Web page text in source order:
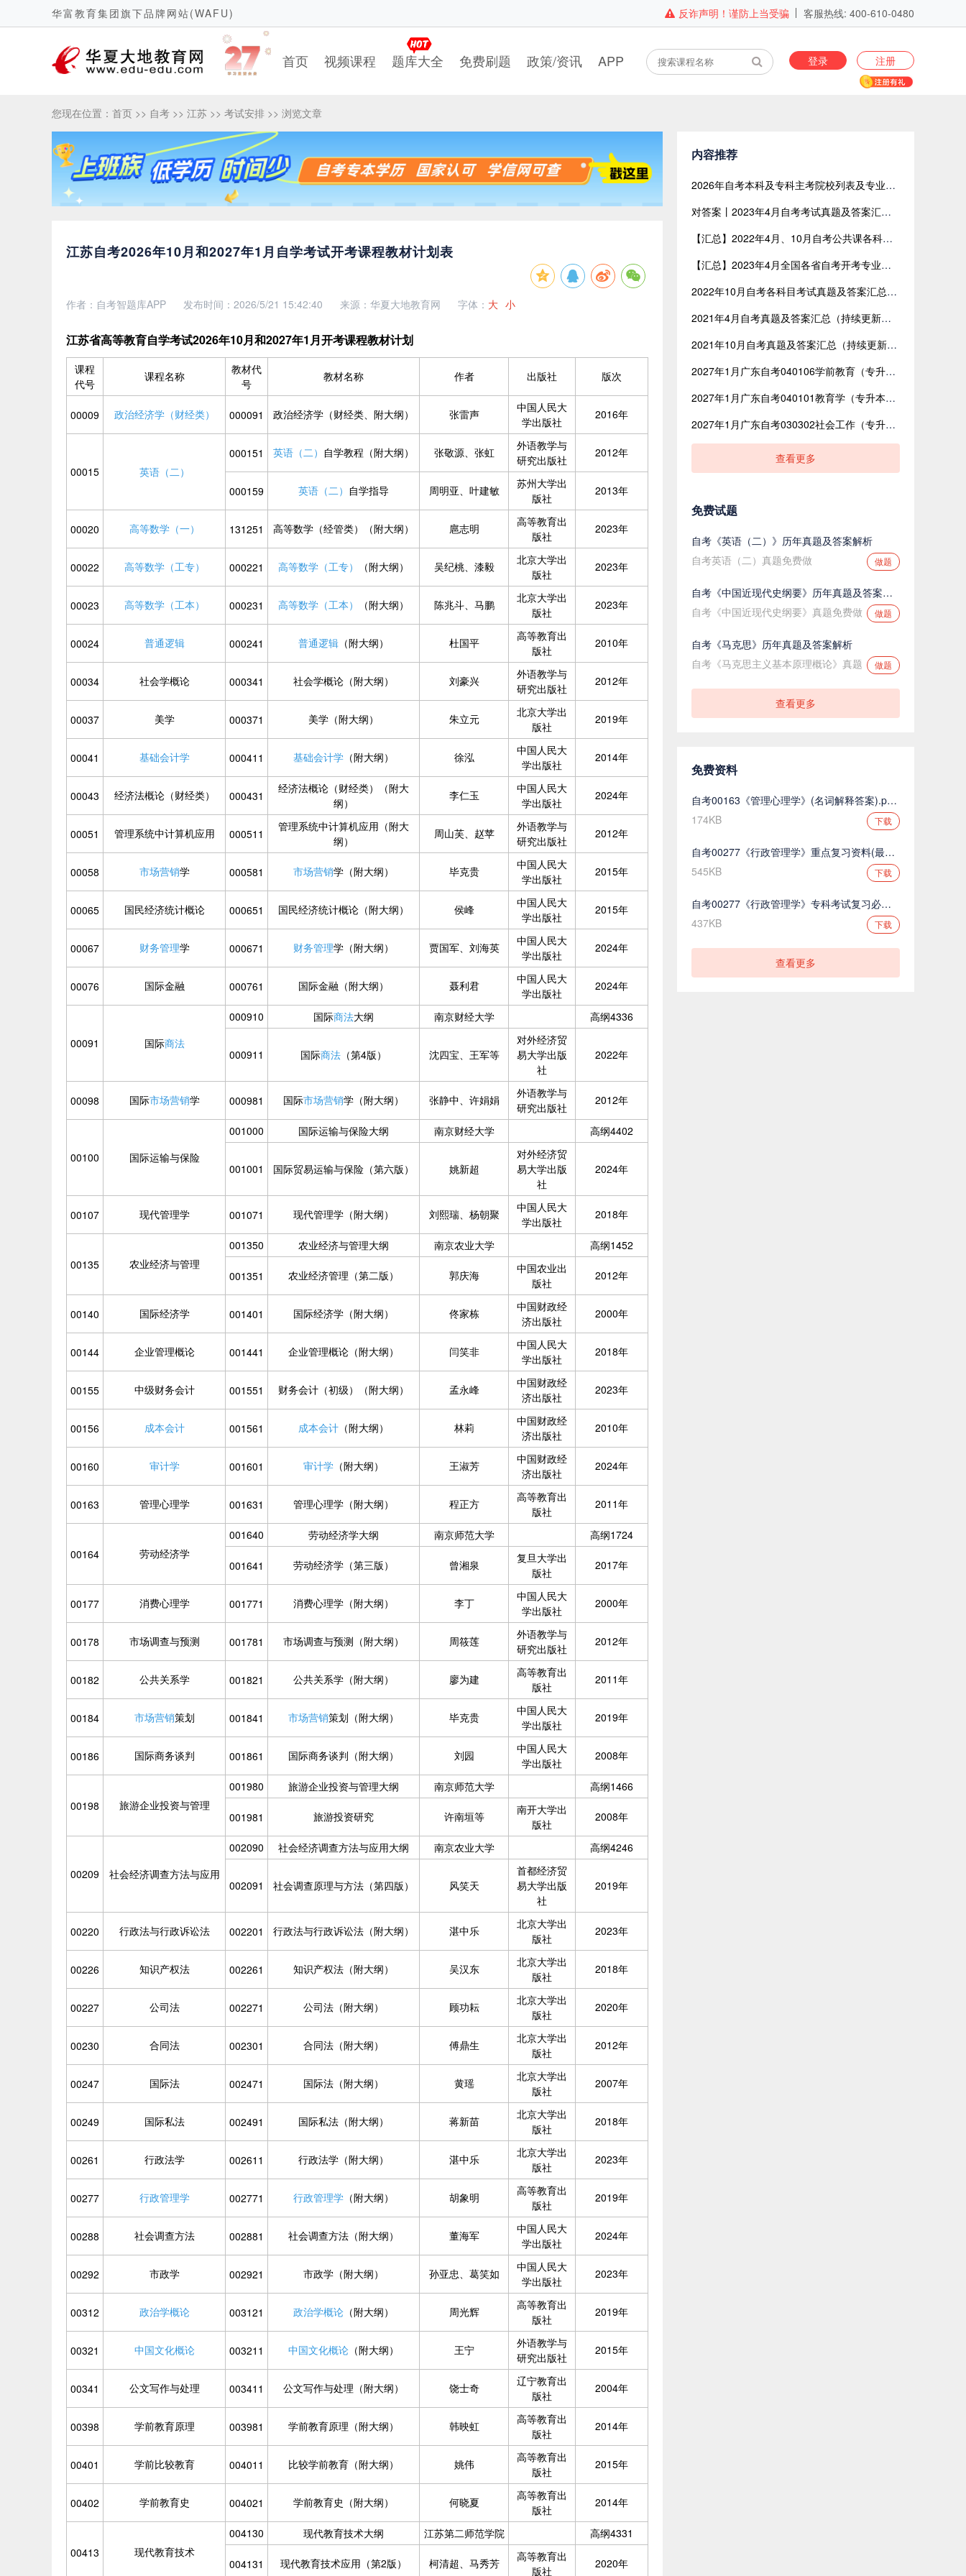
华富教育集团旗下品牌网站(WAFU) 客服热线: 400-610-0480
反诈声明！谨防上当受骗
首页 视频课程 题库大全 免费刷题 政策/资讯 APP 登录 注册
您现在位置： 首页 >> 自考 >> 江苏 >> 考试安排 >> 浏览文章
江苏自考2026年10月和2027年1月自学考试开考课程教材计划表
作者：自考智题库APP 发布时间：2026/5/21 15:42:40 来源：华夏大地教育网 字体： 大 小
江苏省高等教育自学考试2026年10月和2027年1月开考课程教材计划
课程
代号
课程名称
教材代
号
教材名称 作者 出版社 版次
00009 政治经济学（财经类） 000091 政治经济学（财经类、附大纲） 张雷声
中国人民大
学出版社
2016年
00015 英语（二）
000151 英语（二） 自学教程（附大纲） 张敬源、张虹
外语教学与
研究出版社
2012年
000159 英语（二） 自学指导 周明亚、叶建敏
苏州大学出
版社
2013年
00020 高等数学（一） 131251 高等数学（经管类）（附大纲） 扈志明
高等教育出
版社
2023年
00022 高等数学（工专） 000221 高等数学（工专） （附大纲） 吴纪桃、漆毅
北京大学出
版社
2023年
00023 高等数学（工本） 000231 高等数学（工本） （附大纲） 陈兆斗、马鹏
北京大学出
版社
2023年
00024 普通逻辑 000241 普通逻辑 （附大纲） 杜国平
高等教育出
版社
2010年
00034 社会学概论 000341 社会学概论（附大纲） 刘豪兴
外语教学与
研究出版社
2012年
00037 美学 000371 美学（附大纲） 朱立元
北京大学出
版社
2019年
00041 基础会计学 000411 基础会计学 （附大纲） 徐泓
中国人民大
学出版社
2014年
00043 经济法概论（财经类） 000431
经济法概论（财经类）（附大
纲）
李仁玉
中国人民大
学出版社
2024年
00051 管理系统中计算机应用 000511
管理系统中计算机应用（附大
纲）
周山芙、赵苹
外语教学与
研究出版社
2012年
00058 市场营销学 000581 市场营销学（附大纲） 毕克贵
中国人民大
学出版社
2015年
00065 国民经济统计概论 000651 国民经济统计概论（附大纲） 侯峰
中国人民大
学出版社
2015年
00067 财务管理学 000671 财务管理学（附大纲） 贾国军、刘海英
中国人民大
学出版社
2024年
00076 国际金融 000761 国际金融（附大纲） 聂利君
中国人民大
学出版社
2024年
00091 国际商法
000910 国际商法大纲 南京财经大学 高纲4336
000911 国际商法 （第4版） 沈四宝、王军等
对外经济贸
易大学出版
社
2022年
00098 国际市场营销学 000981 国际市场营销学（附大纲） 张静中、许娟娟
外语教学与
研究出版社
2012年
00100 国际运输与保险
001000 国际运输与保险大纲 南京财经大学 高纲4402
001001 国际贸易运输与保险（第六版） 姚新超
对外经济贸
易大学出版
社
2024年
00107 现代管理学 001071 现代管理学（附大纲） 刘熙瑞、杨朝聚
中国人民大
学出版社
2018年
00135 农业经济与管理
001350 农业经济与管理大纲 南京农业大学 高纲1452
001351 农业经济管理（第二版） 郭庆海
中国农业出
版社
2012年
00140 国际经济学 001401 国际经济学（附大纲） 佟家栋
中国财政经
济出版社
2000年
00144 企业管理概论 001441 企业管理概论（附大纲） 闫笑非
中国人民大
学出版社
2018年
00155 中级财务会计 001551 财务会计（初级）（附大纲） 孟永峰
中国财政经
济出版社
2023年
00156 成本会计 001561 成本会计 （附大纲） 林莉
中国财政经
济出版社
2010年
00160 审计学 001601 审计学 （附大纲） 王淑芳
中国财政经
济出版社
2024年
00163 管理心理学 001631 管理心理学（附大纲） 程正方
高等教育出
版社
2011年
00164 劳动经济学
001640 劳动经济学大纲 南京师范大学 高纲1724
001641 劳动经济学（第三版） 曾湘泉
复旦大学出
版社
2017年
00177 消费心理学 001771 消费心理学（附大纲） 李丁
中国人民大
学出版社
2000年
00178 市场调查与预测 001781 市场调查与预测（附大纲） 周筱莲
外语教学与
研究出版社
2012年
00182 公共关系学 001821 公共关系学（附大纲） 廖为建
高等教育出
版社
2011年
00184 市场营销策划 001841 市场营销策划（附大纲） 毕克贵
中国人民大
学出版社
2019年
00186 国际商务谈判 001861 国际商务谈判（附大纲） 刘园
中国人民大
学出版社
2008年
00198 旅游企业投资与管理
001980 旅游企业投资与管理大纲 南京师范大学 高纲1466
001981 旅游投资研究 许南垣等
南开大学出
版社
2008年
00209 社会经济调查方法与应用
002090 社会经济调查方法与应用大纲 南京农业大学 高纲4246
002091 社会调查原理与方法（第四版） 风笑天
首都经济贸
易大学出版
社
2019年
00220 行政法与行政诉讼法 002201 行政法与行政诉讼法（附大纲） 湛中乐
北京大学出
版社
2023年
00226 知识产权法 002261 知识产权法（附大纲） 吴汉东
北京大学出
版社
2018年
00227 公司法 002271 公司法（附大纲） 顾功耘
北京大学出
版社
2020年
00230 合同法 002301 合同法（附大纲） 傅鼎生
北京大学出
版社
2012年
00247 国际法 002471 国际法（附大纲） 黄瑶
北京大学出
版社
2007年
00249 国际私法 002491 国际私法（附大纲） 蒋新苗
北京大学出
版社
2018年
00261 行政法学 002611 行政法学（附大纲） 湛中乐
北京大学出
版社
2023年
00277 行政管理学 002771 行政管理学 （附大纲） 胡象明
高等教育出
版社
2019年
00288 社会调查方法 002881 社会调查方法（附大纲） 董海军
中国人民大
学出版社
2024年
00292 市政学 002921 市政学（附大纲） 孙亚忠、葛笑如
中国人民大
学出版社
2023年
00312 政治学概论 003121 政治学概论 （附大纲） 周光辉
高等教育出
版社
2019年
00321 中国文化概论 003211 中国文化概论 （附大纲） 王宁
外语教学与
研究出版社
2015年
00341 公文写作与处理 003411 公文写作与处理（附大纲） 饶士奇
辽宁教育出
版社
2004年
00398 学前教育原理 003981 学前教育原理（附大纲） 韩映虹
高等教育出
版社
2014年
00401 学前比较教育 004011 比较学前教育（附大纲） 姚伟
高等教育出
版社
2015年
00402 学前教育史 004021 学前教育史（附大纲） 何晓夏
高等教育出
版社
2014年
00413 现代教育技术
004130 现代教育技术大纲 江苏第二师范学院 高纲4331
004131 现代教育技术应用（第2版） 柯清超、马秀芳
高等教育出
版社
2020年
内容推荐
2026年自考本科及专科主考院校列表及专业目录（全国版）
对答案丨2023年4月自考考试真题及答案汇总【网友回忆版】
【汇总】2022年4月、10月自考公共课各科目考试真题及答案汇总（共含24科目）
【汇总】2023年4月全国各省自考开考专业与开考课程表
2022年10月自考各科目考试真题及答案汇总（网友回忆版）
2021年4月自考真题及答案汇总（持续更新中）
2021年10月自考真题及答案汇总（持续更新中）
2027年1月广东自考040106学前教育（专升本）开考课程考试时间安排表
2027年1月广东自考040101教育学（专升本）开考课程考试时间安排表
2027年1月广东自考030302社会工作（专升本）开考课程考试时间安排表
查看更多
免费试题
自考《英语（二）》历年真题及答案解析
自考英语（二）真题免费做
做题
自考《中国近现代史纲要》历年真题及答案解析
自考《中国近现代史纲要》真题免费做
做题
自考《马克思》历年真题及答案解析
自考《马克思主义基本原理概论》真题
做题
查看更多
免费资料
自考00163《管理心理学》(名词解释答案).pdf.pdf
174KB
下载
自考00277《行政管理学》重点复习资料(最新整理).pdf.pdf
545KB
下载
自考00277《行政管理学》专科考试复习必备.pdf.pdf
437KB
下载
查看更多